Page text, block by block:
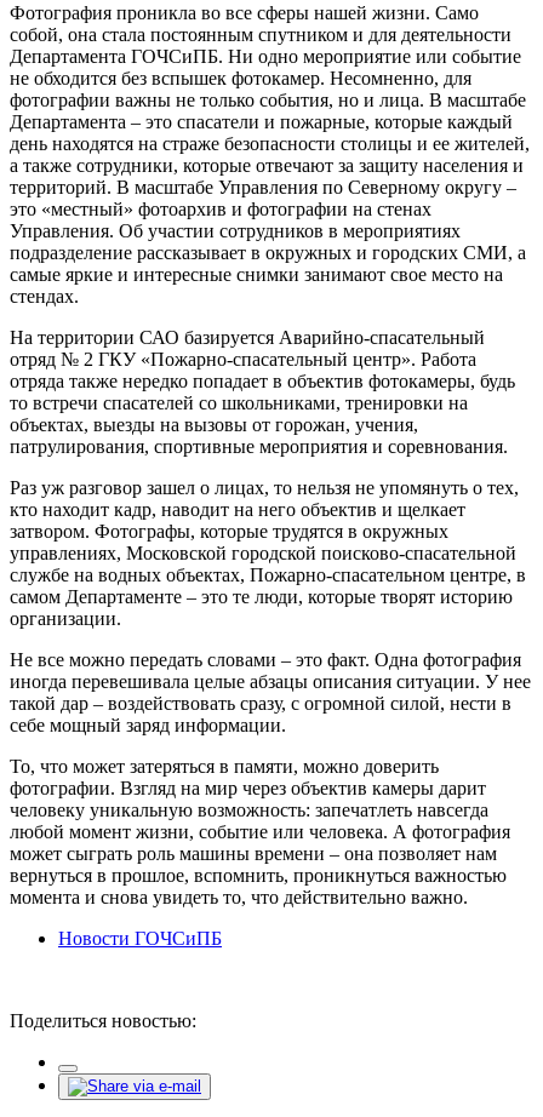
Фотография проникла во все сферы нашей жизни. Само
собой, она стала постоянным спутником и для деятельности
Департамента ГОЧСиПБ. Ни одно мероприятие или событие
не обходится без вспышек фотокамер. Несомненно, для
фотографии важны не только события, но и лица. В масштабе
Департамента – это спасатели и пожарные, которые каждый
день находятся на страже безопасности столицы и ее жителей,
а также сотрудники, которые отвечают за защиту населения и
территорий. В масштабе Управления по Северному округу –
это «местный» фотоархив и фотографии на стенах
Управления. Об участии сотрудников в мероприятиях
подразделение рассказывает в окружных и городских СМИ, а
самые яркие и интересные снимки занимают свое место на
стендах.
На территории САО базируется Аварийно-спасательный
отряд № 2 ГКУ «Пожарно-спасательный центр». Работа
отряда также нередко попадает в объектив фотокамеры, будь
то встречи спасателей со школьниками, тренировки на
объектах, выезды на вызовы от горожан, учения,
патрулирования, спортивные мероприятия и соревнования.
Раз уж разговор зашел о лицах, то нельзя не упомянуть о тех,
кто находит кадр, наводит на него объектив и щелкает
затвором. Фотографы, которые трудятся в окружных
управлениях, Московской городской поисково-спасательной
службе на водных объектах, Пожарно-спасательном центре, в
самом Департаменте – это те люди, которые творят историю
организации.
Не все можно передать словами – это факт. Одна фотография
иногда перевешивала целые абзацы описания ситуации. У нее
такой дар – воздействовать сразу, с огромной силой, нести в
себе мощный заряд информации.
То, что может затеряться в памяти, можно доверить
фотографии. Взгляд на мир через объектив камеры дарит
человеку уникальную возможность: запечатлеть навсегда
любой момент жизни, событие или человека. А фотография
может сыграть роль машины времени – она позволяет нам
вернуться в прошлое, вспомнить, проникнуться важностью
момента и снова увидеть то, что действительно важно.
Новости ГОЧСиПБ
Поделиться новостью: